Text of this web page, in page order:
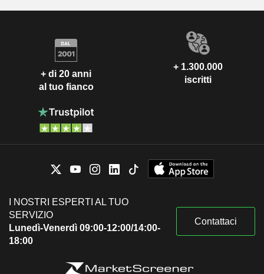
+ di 20 anni
al tuo fianco
+ 1.300.000
iscritti
I NOSTRI ESPERTI AL TUO
SERVIZIO
Lunedì-Venerdì 09:00-12:00/14:00-
18:00
Contattaci